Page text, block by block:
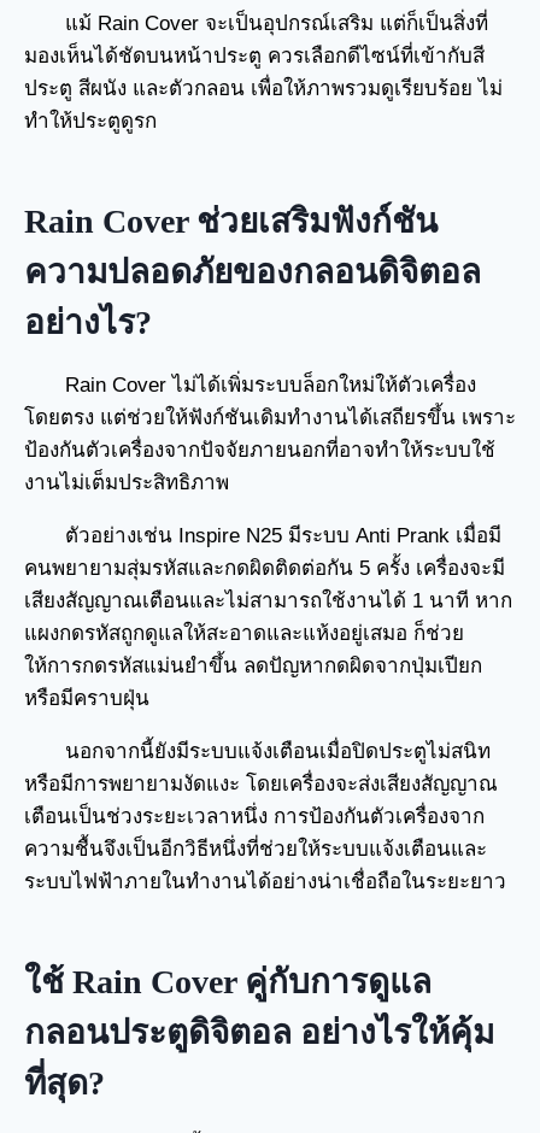
แม้ Rain Cover จะเป็นอุปกรณ์เสริม แต่ก็เป็นสิ่งที่
มองเห็นได้ชัดบนหน้าประตู ควรเลือกดีไซน์ที่เข้ากับสี
ประตู สีผนัง และตัวกลอน เพื่อให้ภาพรวมดูเรียบร้อย ไม่
ทำให้ประตูดูรก
Rain Cover ช่วยเสริมฟังก์ชัน
ความปลอดภัยของกลอนดิจิตอล
อย่างไร?
Rain Cover ไม่ได้เพิ่มระบบล็อกใหม่ให้ตัวเครื่อง
โดยตรง แต่ช่วยให้ฟังก์ชันเดิมทำงานได้เสถียรขึ้น เพราะ
ป้องกันตัวเครื่องจากปัจจัยภายนอกที่อาจทำให้ระบบใช้
งานไม่เต็มประสิทธิภาพ
ตัวอย่างเช่น Inspire N25 มีระบบ Anti Prank เมื่อมี
คนพยายามสุ่มรหัสและกดผิดติดต่อกัน 5 ครั้ง เครื่องจะมี
เสียงสัญญาณเตือนและไม่สามารถใช้งานได้ 1 นาที หาก
แผงกดรหัสถูกดูแลให้สะอาดและแห้งอยู่เสมอ ก็ช่วย
ให้การกดรหัสแม่นยำขึ้น ลดปัญหากดผิดจากปุ่มเปียก
หรือมีคราบฝุ่น
นอกจากนี้ยังมีระบบแจ้งเตือนเมื่อปิดประตูไม่สนิท
หรือมีการพยายามงัดแงะ โดยเครื่องจะส่งเสียงสัญญาณ
เตือนเป็นช่วงระยะเวลาหนึ่ง การป้องกันตัวเครื่องจาก
ความชื้นจึงเป็นอีกวิธีหนึ่งที่ช่วยให้ระบบแจ้งเตือนและ
ระบบไฟฟ้าภายในทำงานได้อย่างน่าเชื่อถือในระยะยาว
ใช้ Rain Cover คู่กับการดูแล
กลอนประตูดิจิตอล อย่างไรให้คุ้ม
ที่สุด?